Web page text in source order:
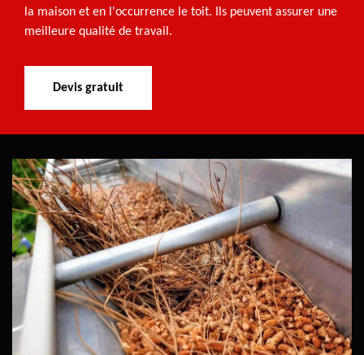
la maison et en l'occurrence le toit. Ils peuvent assurer une
meilleure qualité de travail.
Devis gratuit